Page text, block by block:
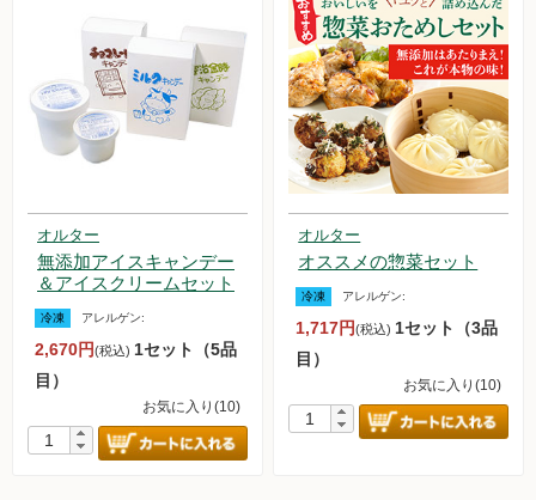
肉類
冷蔵食品他
麺
調味料
飲料品
オルター
無添加アイスキャンデー
＆アイスクリームセット
冷凍 アレルゲン:
2,670円(税込) 1セット（5品
目）
お気に入り(10)
オルター
オススメの惣菜セット
冷凍 アレルゲン:
1,717円(税込) 1セット（3品
目）
お気に入り(10)